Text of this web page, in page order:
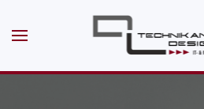
Skip to main content